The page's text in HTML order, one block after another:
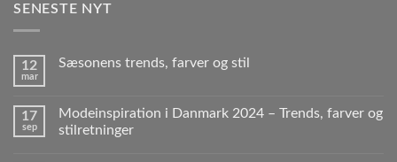
SENESTE NYT
12
mar
Sæsonens trends, farver og stil
17
sep
Modeinspiration i Danmark 2024 – Trends, farver og
stilretninger